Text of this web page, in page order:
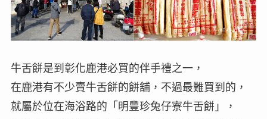
牛舌餅是到彰化鹿港必買的伴手禮之一，
在鹿港有不少賣牛舌餅的餅舖，不過最難買到的，
就屬於位在海浴路的「明豐珍兔仔寮牛舌餅」，